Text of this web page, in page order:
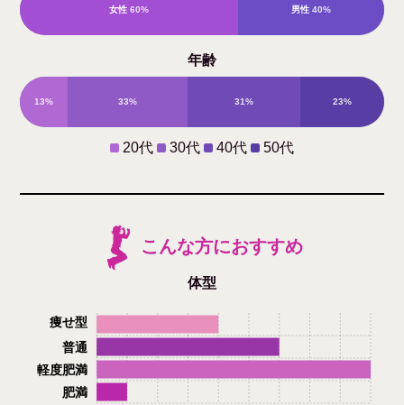
女性 60% 男性 40%
年齢
13% 33% 31% 23%
20代 30代 40代 50代
こんな方におすすめ
体型
肥満
軽度肥満
普通
痩せ型